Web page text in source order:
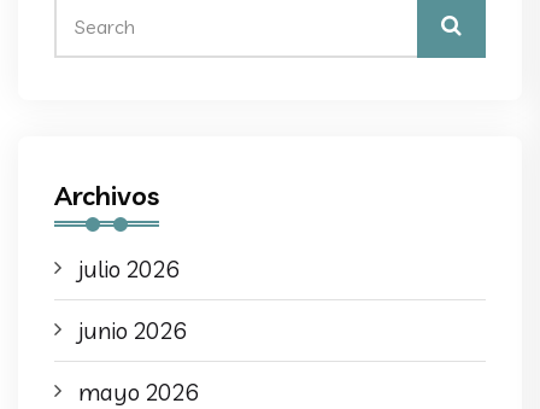
Archivos
julio 2026
junio 2026
mayo 2026